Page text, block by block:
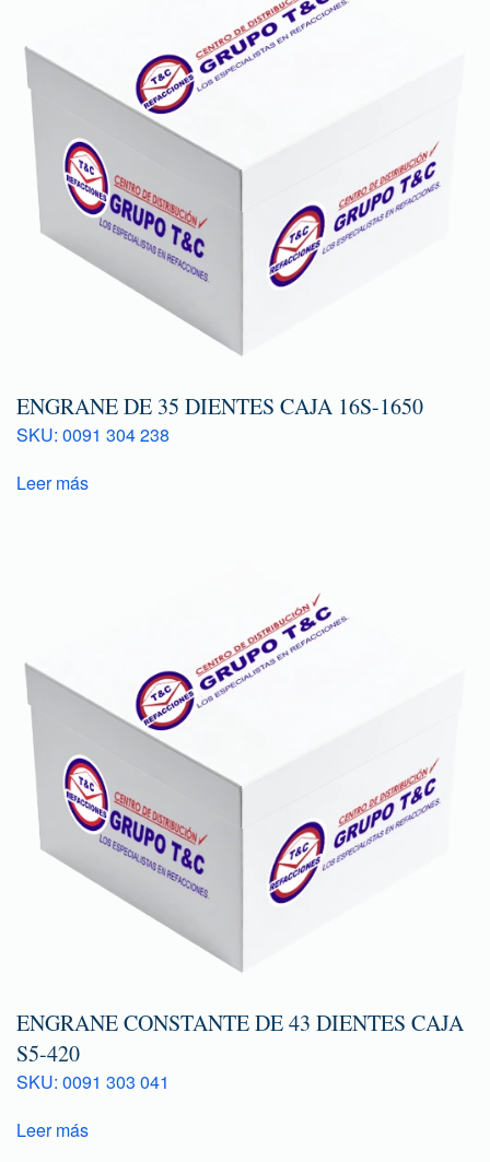
ENGRANE DE 35 DIENTES CAJA 16S-1650
SKU: 0091 304 238
Leer más
ENGRANE CONSTANTE DE 43 DIENTES CAJA
S5-420
SKU: 0091 303 041
Leer más